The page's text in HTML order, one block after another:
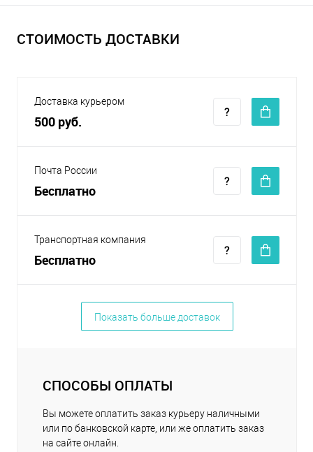
СТОИМОСТЬ ДОСТАВКИ
Доставка курьером
500 руб.
Почта России
Бесплатно
Транспортная компания
Бесплатно
Показать больше доставок
СПОСОБЫ ОПЛАТЫ
Вы можете оплатить заказ курьеру наличными
или по банковской карте, или же оплатить заказ
на сайте онлайн.